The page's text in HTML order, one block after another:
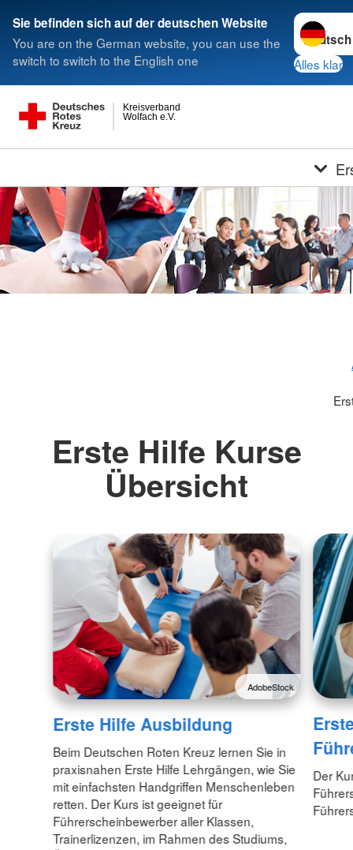
Sie befinden sich auf der deutschen Website
You are on the German website, you can use the
switch to switch to the English one
Sprache
Alles klar
Wolfach e.V.
Kreisverband
Erste Hilfe Kurse
Übersicht
AdobeStock
Erste Hilfe Ausbildung
Beim Deutschen Roten Kreuz lernen Sie in
praxisnahen Erste Hilfe Lehrgängen, wie Sie
mit einfachsten Handgriffen Menschenleben
retten. Der Kurs ist geeignet für
Führerscheinbewerber aller Klassen,
Trainerlizenzen, im Rahmen des Studiums,
Der